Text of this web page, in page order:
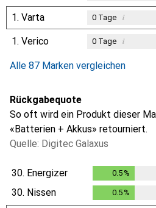
1. Varta 0Tage i
1. Verico 0Tage i
Alle 87 Marken vergleichen
Rückgabequote
So oft wird ein Produkt dieser
«Batterien + Akkus» retourniert.
Quelle: Digitec Galaxus
30. Energizer 0.5 %
30. Nissen 0.5 %